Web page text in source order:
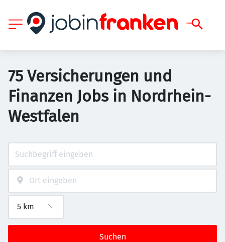
75 Versicherungen und
Finanzen Jobs in Nordrhein-
Westfalen
Suchen